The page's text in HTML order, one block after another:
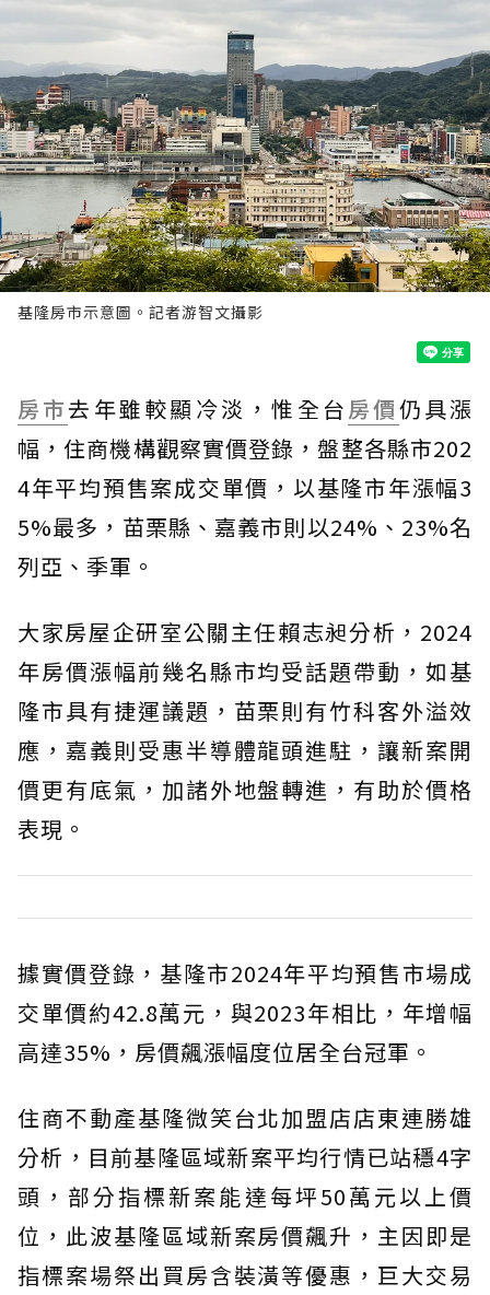
基隆房市示意圖。記者游智文攝影
房市去年雖較顯冷淡，惟全台房價仍具漲
幅，住商機構觀察實價登錄，盤整各縣市202
4年平均預售案成交單價，以基隆市年漲幅3
5%最多，苗栗縣、嘉義市則以24%、23%名
列亞、季軍。
大家房屋企研室公關主任賴志昶分析，2024
年房價漲幅前幾名縣市均受話題帶動，如基
隆市具有捷運議題，苗栗則有竹科客外溢效
應，嘉義則受惠半導體龍頭進駐，讓新案開
價更有底氣，加諸外地盤轉進，有助於價格
表現。
據實價登錄，基隆市2024年平均預售市場成
交單價約42.8萬元，與2023年相比，年增幅
高達35%，房價飆漲幅度位居全台冠軍。
住商不動產基隆微笑台北加盟店店東連勝雄
分析，目前基隆區域新案平均行情已站穩4字
頭，部分指標新案能達每坪50萬元以上價
位，此波基隆區域新案房價飆升，主因即是
指標案場祭出買房含裝潢等優惠，巨大交易